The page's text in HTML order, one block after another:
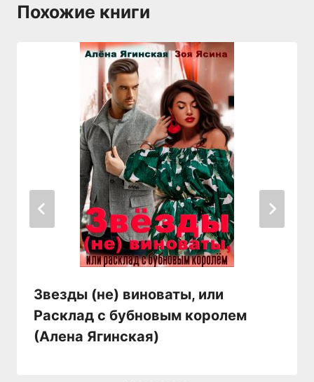
Похожие книги
Звезды (не) виноваты, или
Расклад с бубновым королем
(Алена Ягинская)